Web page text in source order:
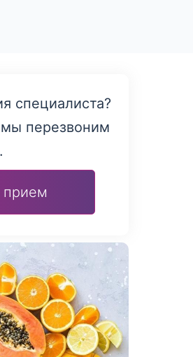
специалиста?
мы перезвоним
прием